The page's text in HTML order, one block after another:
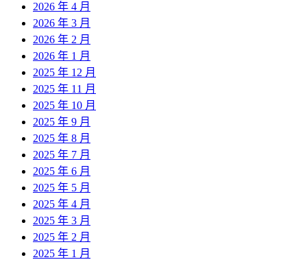
2026 年 4 月
2026 年 3 月
2026 年 2 月
2026 年 1 月
2025 年 12 月
2025 年 11 月
2025 年 10 月
2025 年 9 月
2025 年 8 月
2025 年 7 月
2025 年 6 月
2025 年 5 月
2025 年 4 月
2025 年 3 月
2025 年 2 月
2025 年 1 月